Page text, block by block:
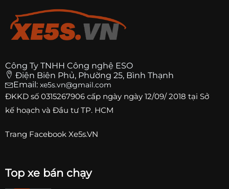
Công Ty TNHH Công nghệ ESO
Điện Biên Phủ, Phường 25, Bình Thạnh
Email: xe5s.vn@gmail.com
ĐKKD số 0315267906 cấp ngày ngày 12/09/ 2018 tại Sở
kế hoạch và Đầu tư TP. HCM
Trang Facebook Xe5s.VN
Top xe bán chạy